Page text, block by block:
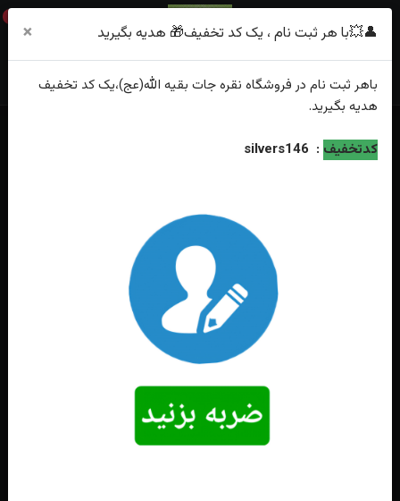
0
خانه
فهرست محصولات
انگشتر نقره عقیق آبی حکاکی یا علی مولا (ع) رکاب صفوی چنگی
👤💥با هر ثبت نام ، یک کد تخفیف🎁 هدیه بگیرید ×
باهر ثبت نام در فروشگاه نقره جات بقیه الله(عج)،یک کد تخفیف
هدیه بگیرید.
کدتخفیف :
silvers146